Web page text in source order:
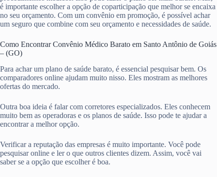
é importante escolher a opção de coparticipação que melhor se encaixa
no seu orçamento. Com um convênio em promoção, é possível achar
um seguro que combine com seu orçamento e necessidades de saúde.
Como Encontrar Convênio Médico Barato em Santo Antônio de Goiás
– (GO)
Para achar um plano de saúde barato, é essencial pesquisar bem. Os
comparadores online ajudam muito nisso. Eles mostram as melhores
ofertas do mercado.
Outra boa ideia é falar com corretores especializados. Eles conhecem
muito bem as operadoras e os planos de saúde. Isso pode te ajudar a
encontrar a melhor opção.
Verificar a reputação das empresas é muito importante. Você pode
pesquisar online e ler o que outros clientes dizem. Assim, você vai
saber se a opção que escolher é boa.